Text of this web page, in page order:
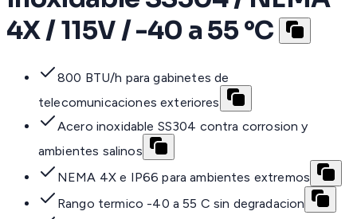
4X / 115V / -40 a 55 °C
800 BTU/h para gabinetes de
telecomunicaciones exteriores
Acero inoxidable SS304 contra corrosion y
ambientes salinos
NEMA 4X e IP66 para ambientes extremos
Rango termico -40 a 55 C sin degradacion